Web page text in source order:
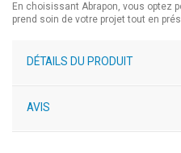
En choisissant Abrapon, vous optez
prend soin de votre projet tout en
DÉTAILS DU PRODUIT
AVIS